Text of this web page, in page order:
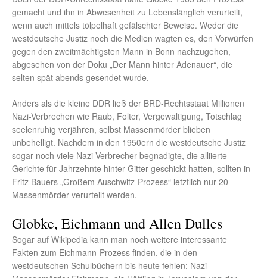
gemacht und ihn in Abwesenheit zu Lebenslänglich verurteilt,
wenn auch mittels tölpelhaft gefälschter Beweise. Weder die
westdeutsche Justiz noch die Medien wagten es, den Vorwürfen
gegen den zweitmächtigsten Mann in Bonn nachzugehen,
abgesehen von der Doku „Der Mann hinter Adenauer“, die
selten spät abends gesendet wurde.
Anders als die kleine DDR ließ der BRD-Rechtsstaat Millionen
Nazi-Verbrechen wie Raub, Folter, Vergewaltigung, Totschlag
seelenruhig verjähren, selbst Massenmörder blieben
unbehelligt. Nachdem in den 1950ern die westdeutsche Justiz
sogar noch viele Nazi-Verbrecher begnadigte, die alliierte
Gerichte für Jahrzehnte hinter Gitter geschickt hatten, sollten in
Fritz Bauers „Großem Auschwitz-Prozess“ letztlich nur 20
Massenmörder verurteilt werden.
Globke, Eichmann und Allen Dulles
Sogar auf Wikipedia kann man noch weitere interessante
Fakten zum Eichmann-Prozess finden, die in den
westdeutschen Schulbüchern bis heute fehlen: Nazi-